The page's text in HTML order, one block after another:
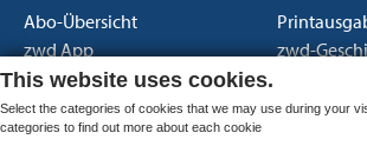
Abo-Übersicht
zwd App
Newsletter
AGB Print
AGB Portal
zwd-
This website uses cookies.
Select the categories of cookies that we may use during your
categories to find out more about each cookie